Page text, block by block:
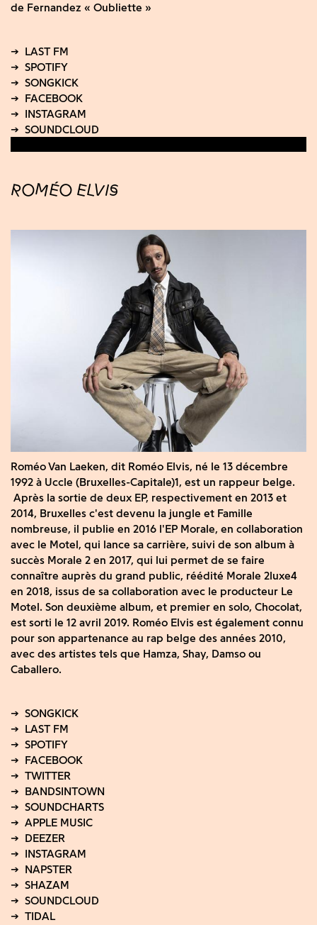
de Fernandez « Oubliette »
ROMÉO ELVIS
Roméo Van Laeken, dit Roméo Elvis, né le 13 décembre
1992 à Uccle (Bruxelles-Capitale)1, est un rappeur belge.
Après la sortie de deux EP, respectivement en 2013 et
2014, Bruxelles c'est devenu la jungle et Famille
nombreuse, il publie en 2016 l'EP Morale, en collaboration
avec le Motel, qui lance sa carrière, suivi de son album à
succès Morale 2 en 2017, qui lui permet de se faire
connaître auprès du grand public, réédité Morale 2luxe4
en 2018, issus de sa collaboration avec le producteur Le
Motel. Son deuxième album, et premier en solo, Chocolat,
est sorti le 12 avril 2019. Roméo Elvis est également connu
pour son appartenance au rap belge des années 2010,
avec des artistes tels que Hamza, Shay, Damso ou
Caballero.